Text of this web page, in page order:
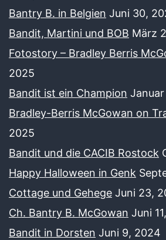
Bantry B. in Belgien Juni 30,
Bandit, Martini und BOB März
Fotostory – Bradley Berris
2025
Bandit ist ein Champion
Bradley-Berris McGowan on
2025
Bandit und die CACIB Rostock
Happy Halloween in Genk
Cottage und Gehege Juni 23,
Ch. Bantry B. McGowan Juni
Bandit in Dorsten Juni 9, 2024